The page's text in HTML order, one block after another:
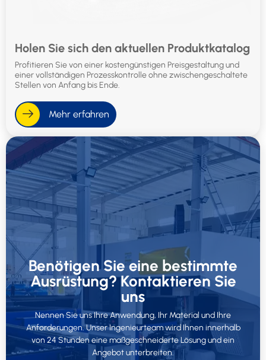
Holen Sie sich den aktuellen Produktkatalog
Profitieren Sie von einer kostengünstigen Preisgestaltung und
einer vollständigen Prozesskontrolle ohne zwischengeschaltete
Stellen von Anfang bis Ende.
Mehr erfahren
Benötigen Sie eine bestimmte
Ausrüstung? Kontaktieren Sie
uns
Nennen Sie uns Ihre Anwendung, Ihr Material und Ihre
Anforderungen. Unser Ingenieurteam wird Ihnen innerhalb
von 24 Stunden eine maßgeschneiderte Lösung und ein
Angebot unterbreiten.